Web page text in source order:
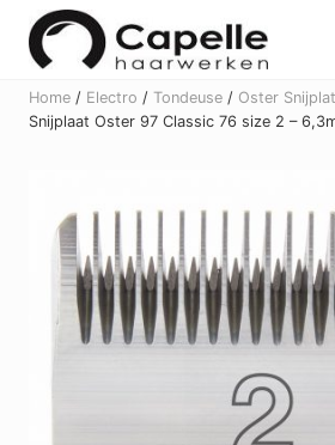
Menu
Skip
content
Skip
Home / Electro / Tondeuse / Oster
Snijplaat Oster 97 Classic 76 size 2 –